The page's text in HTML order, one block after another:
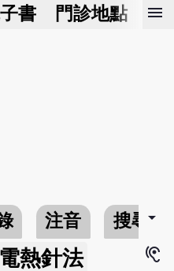
書 門診地點 預
menu
注音 搜尋arrow_drop_down
電熱針法
hearing